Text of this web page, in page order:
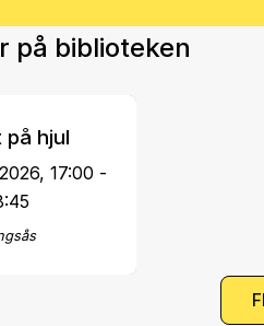
på biblioteken
på hjul
17:00 -